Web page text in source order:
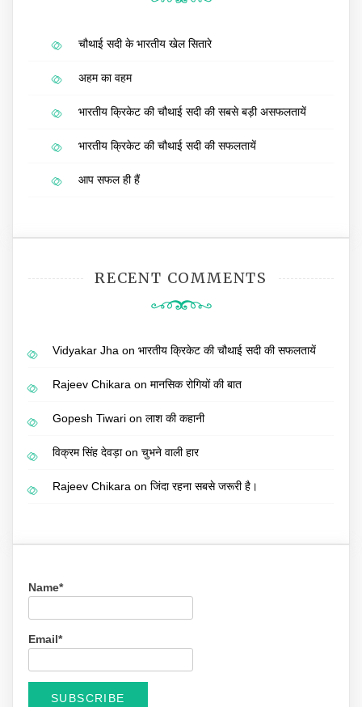
चौथाई सदी के भारतीय खेल सितारे
अहम का वहम
भारतीय क्रिकेट की चौथाई सदी की सबसे बड़ी असफलतायें
भारतीय क्रिकेट की चौथाई सदी की सफलतायें
आप सफल ही हैं
RECENT COMMENTS
Vidyakar Jha on भारतीय क्रिकेट की चौथाई सदी की सफलतायें
Rajeev Chikara on मानसिक रोगियों की बात
Gopesh Tiwari on लाश की कहानी
विक्रम सिंह देवड़ाon चुभने वाली हार
Rajeev Chikara on जिंदा रहना सबसे जरूरी है।
Name*
Email*